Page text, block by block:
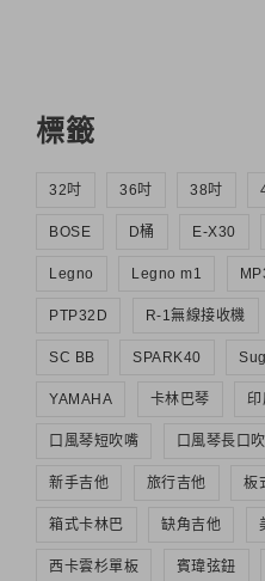
標籤
32吋 36吋 38吋
BOSE D桶 E-X30
Legno Legno m1
PTP32D R-1無線接收機
SC BB SPARK40
YAMAHA 卡林巴琴
口風琴短吹嘴 口風琴長口
新手吉他 旅行吉他 板
箱式卡林巴 缺角吉他
西卡雲杉單板 賓瑋弦鈕